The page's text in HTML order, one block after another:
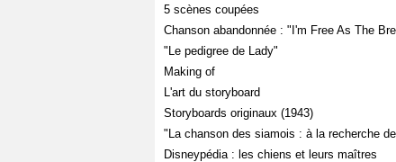
5 scènes coupées
Chanson abandonnée : "I'm Free As The
"Le pedigree de Lady"
Making of
L'art du storyboard
Storyboards originaux (1943)
"La chanson des siamois : à la recherche
Disneypédia : les chiens et leurs maîtres